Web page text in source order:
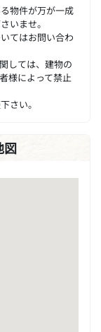
物件が万が一成
いませ。
てはお問い合わ
しては、建物の
様によって禁止
さい。
図